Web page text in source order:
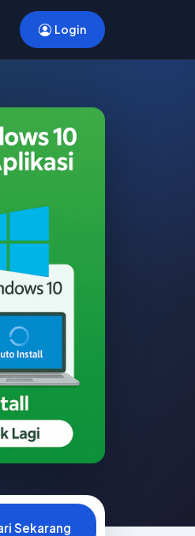
Login
Sekarang